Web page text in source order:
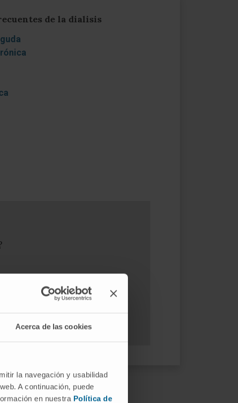
Acerca de las cookies
la navegación y usabilidad
A continuación, puede
en nuestra Política de
de la dialisis